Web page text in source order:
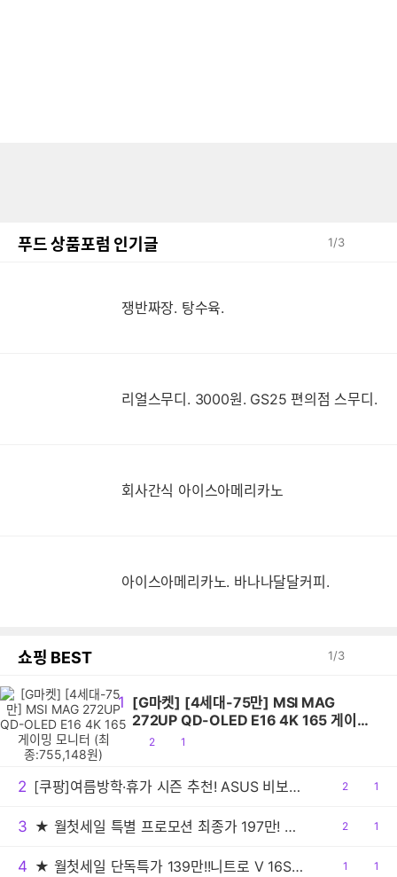
푸드 상품포럼 인기글 1/3
쟁반짜장. 탕수육.
리얼스무디. 3000원. GS25 편의점 스무디.
회사간식 아이스아메리카노
아이스아메리카노. 바나나달달커피.
쇼핑 BEST 1/3
1 [G마켓] [4세대-75만] MSI MAG
272UP QD-OLED E16 4K 165 게이밍
모니터 (최종:755,148원)
공
2
댓1
2 [쿠팡]여름방학·휴가 시즌 추천! ASUS 비보북 16 특가
공
2
댓1
3 ★ 월첫세일 특별 프로모션 최종가 197만! ★ASUS TUF A18 RTX5070 FA808UP-S8017 18인치 대화면 게이밍노트북
공
2
댓1
4 ★ 월첫세일 단독특가 139만!!니트로 V 16S AI 게이밍노트북 R7 260 RTX5060 512GB / 16GB
공1
댓1